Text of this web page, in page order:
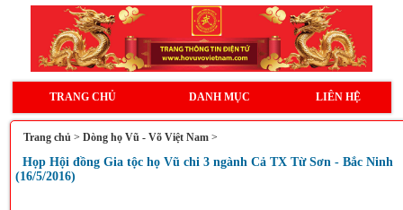
TRANG CHỦ DANH MỤC LIÊN HỆ
Trang chủ>Dòng họ Vũ - Võ Việt Nam >
Họp Hội đồng Gia tộc họ Vũ chi 3 ngành Cả TX Từ Sơn - Bắc Ninh
(16/5/2016)